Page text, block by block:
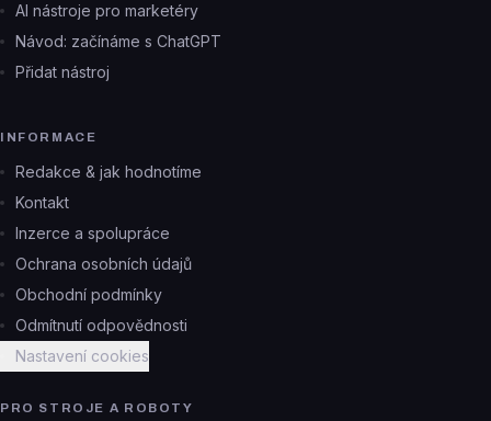
AI nástroje pro marketéry
Návod: začínáme s ChatGPT
Přidat nástroj
INFORMACE
Redakce & jak hodnotíme
Kontakt
Inzerce a spolupráce
Ochrana osobních údajů
Obchodní podmínky
Odmítnutí odpovědnosti
Nastavení cookies
PRO STROJE A ROBOTY